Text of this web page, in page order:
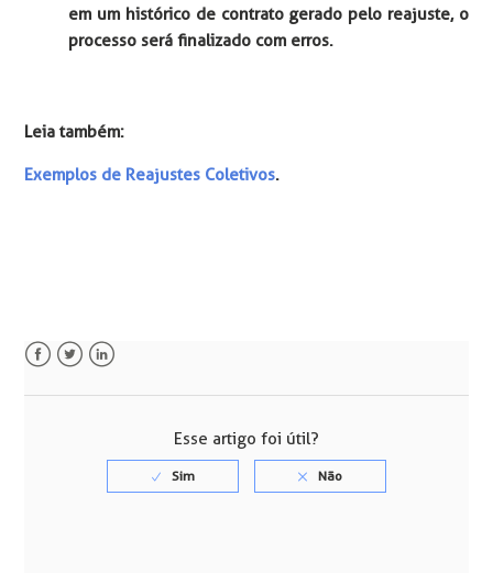
em um histórico de contrato gerado pelo reajuste, o
processo será finalizado com erros.
Leia também:
Exemplos de Reajustes Coletivos.
Esse artigo foi útil?